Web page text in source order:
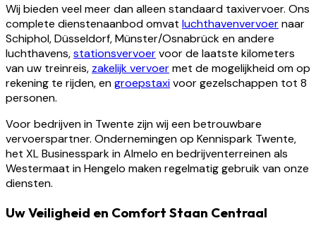
Wij bieden veel meer dan alleen standaard taxivervoer. Ons
complete dienstenaanbod omvat luchthavenvervoernaar
Schiphol, Düsseldorf, Münster/Osnabrück en andere
luchthavens,stationsvervoervoor de laatste kilometers
van uw treinreis, zakelijk vervoermet de mogelijkheid om op
rekening te rijden, engroepstaxivoor gezelschappen tot 8
personen.
Voor bedrijven in Twente zijn wij een betrouwbare
vervoerspartner. Ondernemingen op Kennispark Twente,
het XL Businesspark in Almelo en bedrijventerreinen als
Westermaat in Hengelo maken regelmatig gebruik van onze
diensten.
Uw Veiligheid en Comfort Staan Centraal